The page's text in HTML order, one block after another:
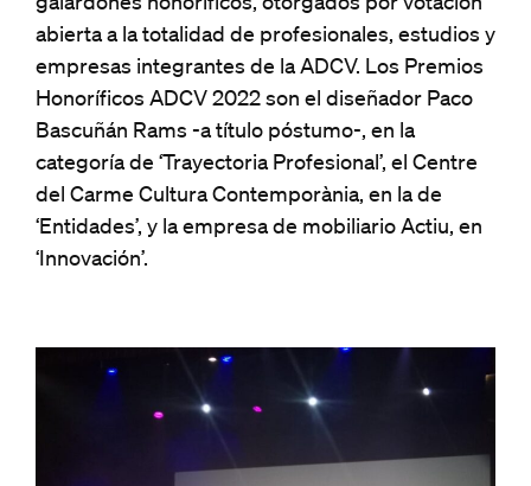
abierta a la totalidad de profesionales, estudios y
empresas integrantes de la ADCV. Los Premios
Honoríficos ADCV 2022 son el diseñador Paco
Bascuñán Rams -a título póstumo-, en la
categoría de ‘Trayectoria Profesional’, el Centre
del Carme Cultura Contemporània, en la de
‘Entidades’, y la empresa de mobiliario Actiu, en
‘Innovación’.